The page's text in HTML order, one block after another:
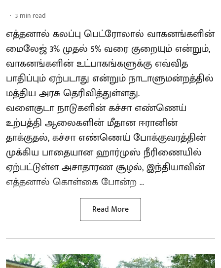
3 min read
எத்தனால் கலப்பு பெட்ரோலால் வாகனங்களின்
மைலேஜ் 3% முதல் 5% வரை குறையும் என்றும்,
வாகனங்களின் உட்பாகங்களுக்கு எவ்வித
பாதிப்பும் ஏற்படாது என்றும் நாடாளுமன்றத்தில்
மத்திய அரசு தெரிவித்துள்ளது.
வளைகுடா நாடுகளின் கச்சா எண்ணெய்
உற்பத்தி ஆலைகளின் மீதான ஈரானின்
தாக்குதல், கச்சா எண்ணெய் போக்குவரத்தின்
முக்கிய பாதையான ஹார்முஸ் நீரிணையில்
ஏற்பட்டுள்ள அசாதாரண சூழல், இந்தியாவின்
எத்தனால் கொள்கை போன்ற ...
Read More